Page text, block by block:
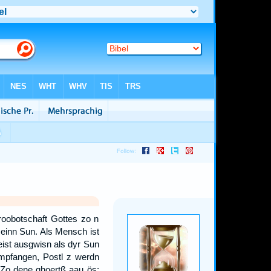
Gottes zo n
Sun. Als Mensch ist
ausgwisn als dyr Sun
Postl z werdn